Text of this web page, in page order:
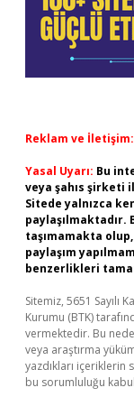
Reklam ve İletişim:
Yasal Uyarı: Bu
veya şahıs şirketi
Sitede yalnızca
taşımamakta
paylaşım
benzerlikleri
Sitemiz, 5651 Sayılı
Kurumu (BTK)
vermektedir. Bu
veya araştırma
yazdıkları
bu sorumluluğu